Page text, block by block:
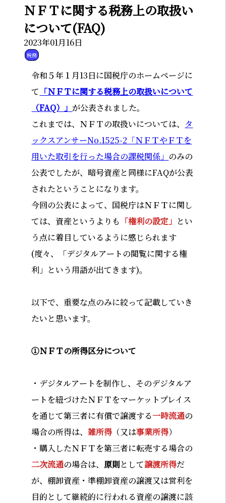
ＮＦＴに関する税務上の取扱い
について(FAQ)
2023年01月16日
税務
令和５年１月13日に国税庁のホームページに
て 「ＮＦＴに関する税務上の取扱いについて
（FAQ）」 が公表されました。
これまでは、ＮＦＴの取扱いについては、 タ
ックスアンサーNo.1525-2「ＮＦＴやＦＴを
用いた取引を行った場合の課税関係」 のみの
公表でしたが、暗号資産と同様にFAQが公表
されたということになります。
今回の公表によって、国税庁はＮＦＴに関し
ては、資産というよりも 「権利の設定」 とい
う点に着目しているように感じられます
(度々、「デジタルアートの閲覧に関する権
利」という用語が出てきます)。
以下で、重要な点のみに絞って記載していき
たいと思います。
➀ＮＦＴの所得区分について
・デジタルアートを制作し、そのデジタルア
ートを紐づけたＮＦＴをマーケットプレイス
を通じて第三者に有償で譲渡する一時流通の
場合の所得は、雑所得 （又は事業所得）
・購入したＮＦＴを第三者に転売する場合の
二次流通の場合は、 原則として譲渡所得だ
が、棚卸資産・準棚卸資産の譲渡又は営利を
目的として継続的に行われる資産の譲渡に該